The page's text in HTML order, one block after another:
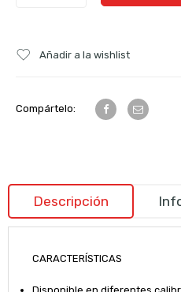
Añadir a la wishlist
Compártelo:
Descripción
CARACTERÍSTICAS